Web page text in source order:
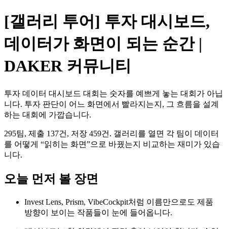
[갤러리 투어] 투자 대시보드,
데이터가 화면이 되는 순간 |
DAKER 커뮤니티
투자 데이터 대시보드 대회는 숫자를 예쁘게 놓는 대회가 아닙
니다. 투자 판단이 어느 화면에서 빨라지는지, 그 흐름을 설계
하는 대회에 가깝습니다.
295팀, 제출 137건, 저장 459건. 갤러리를 열면 각 팀이 데이터
를 어떻게 “읽히는 화면”으로 바꿨는지 비교하는 재미가 있습
니다.
오늘 먼저 볼 장면
Invest Lens, Prism, VibeCockpit처럼 이름만으로도 제품
방향이 보이는 작품들이 눈에 들어옵니다.